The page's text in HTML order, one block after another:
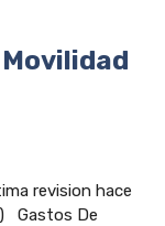
revision hace
Gastos De